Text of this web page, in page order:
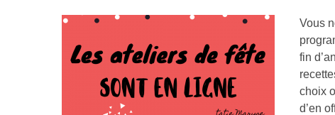
Vous
fin
choix
d’en